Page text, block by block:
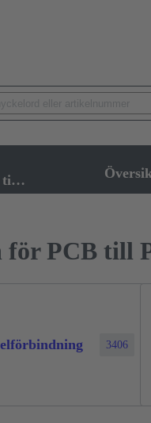
Kontaktdon för PCB till PCB
PCB till
3406